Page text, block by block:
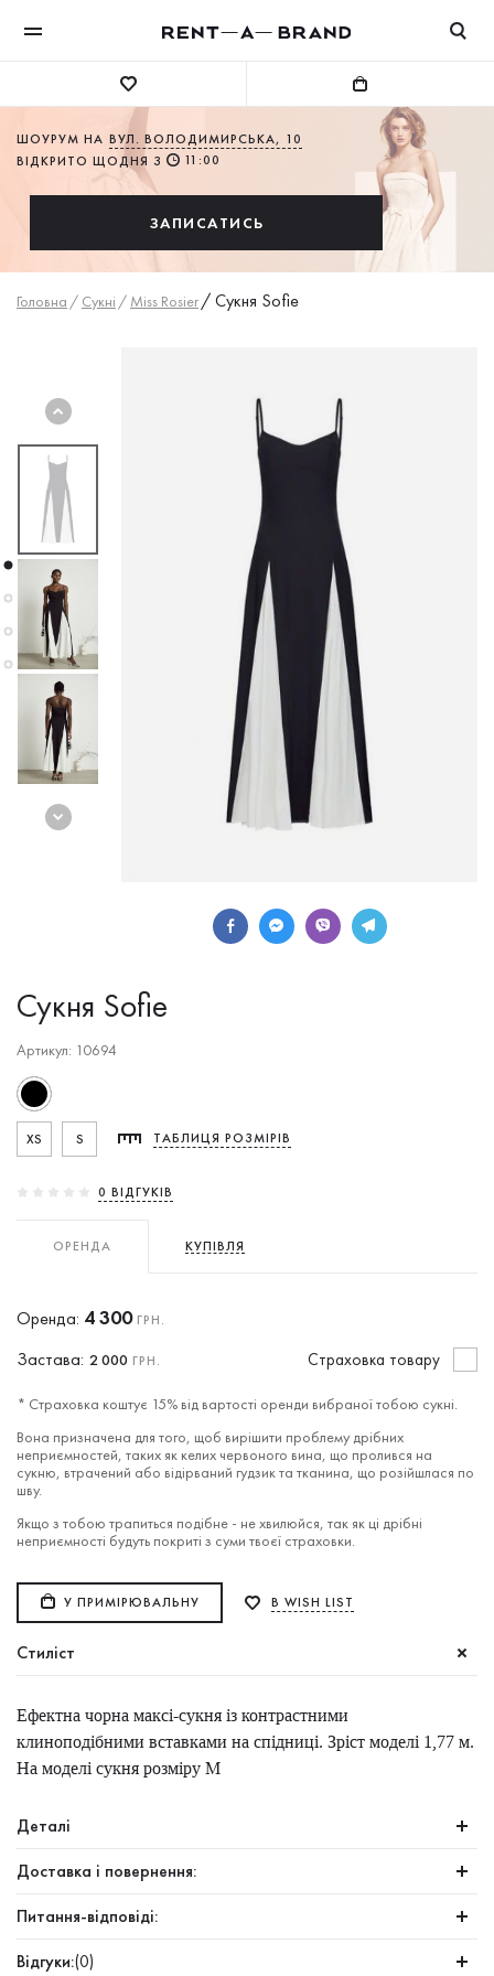
ШОУРУМ НА ВУЛ. ВОЛОДИМИРСЬКА, 10
ВІДКРИТО ЩОДНЯ З
11:00
ЗАПИСАТИСЬ
Головна / Сукнi / Miss Rosier/Сукня Sofie
Сукня Sofie
Артикул: 10694
XS S ТАБЛИЦЯ РОЗМІРІВ
0 ВIДГУКIВ
ОРЕНДА КУПІВЛЯ
Оренда: 4 300ГРН.
Застава: 2 000 ГРН. Cтраховка товару
* Страховка коштує 15% від вартості оренди вибраної тобою сукні.
Вона призначена для того, щоб вирішити проблему дрібних
неприємностей, таких як келих червоного вина, що пролився на
сукню, втрачений або відірваний гудзик та тканина, що розійшлася по
шву.
Якщо з тобою трапиться подібне - не хвилюйся, так як ці дрібні
неприємності будуть покриті з суми твоєї страховки.
У ПРИМІРЮВАЛЬНУ В WISH LIST
Стиліст
Ефектна чорна максі-сукня із контрастними
клиноподібними вставками на спідниці. Зріст моделі 1,77 м.
На моделі сукня розміру M
Деталі
Доставка і повернення:
Питання-відповіді:
Відгуки:(0)